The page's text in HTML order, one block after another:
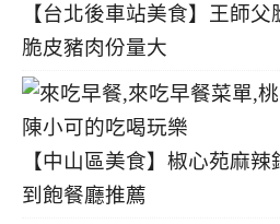
【台北後車站美食】王師
脆皮豬肉份量大
【中山區美食】椒心苑麻
到飽餐廳推薦